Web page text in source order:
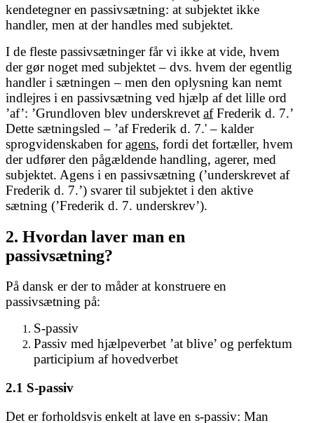
kendetegner en passivsætning: at subjektet ikke
handler, men at der handles med subjektet.
I de fleste passivsætninger får vi ikke at vide, hvem
der gør noget med subjektet – dvs. hvem der egentlig
handler i sætningen – men den oplysning kan nemt
indlejres i en passivsætning ved hjælp af det lille ord
’af’: ’Grundloven blev underskrevet afFrederik d. 7.’
Dette sætningsled – ’af Frederik d. 7.' – kalder
sprogvidenskaben foragens, fordi det fortæller, hvem
der udfører den pågældende handling, agerer, med
subjektet. Agens i en passivsætning (’underskrevet af
Frederik d. 7.’) svarer til subjektet i den aktive
sætning (’Frederik d. 7. underskrev’).
2. Hvordan laver man en
passivsætning?
På dansk er der to måder at konstruere en
passivsætning på:
S-passiv
Passiv med hjælpeverbet ’at blive’ og perfektum
participium af hovedverbet
2.1 S-passiv
Det er forholdsvis enkelt at lave en s-passiv: Man